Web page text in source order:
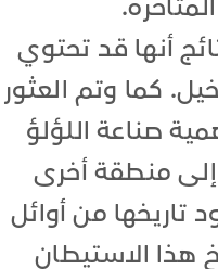
أنها قد تحتوي
كما وتم العثور
صناعة اللؤلؤ
منطقة أخرى
تاريخها من أوائل
هذا الاستيطان